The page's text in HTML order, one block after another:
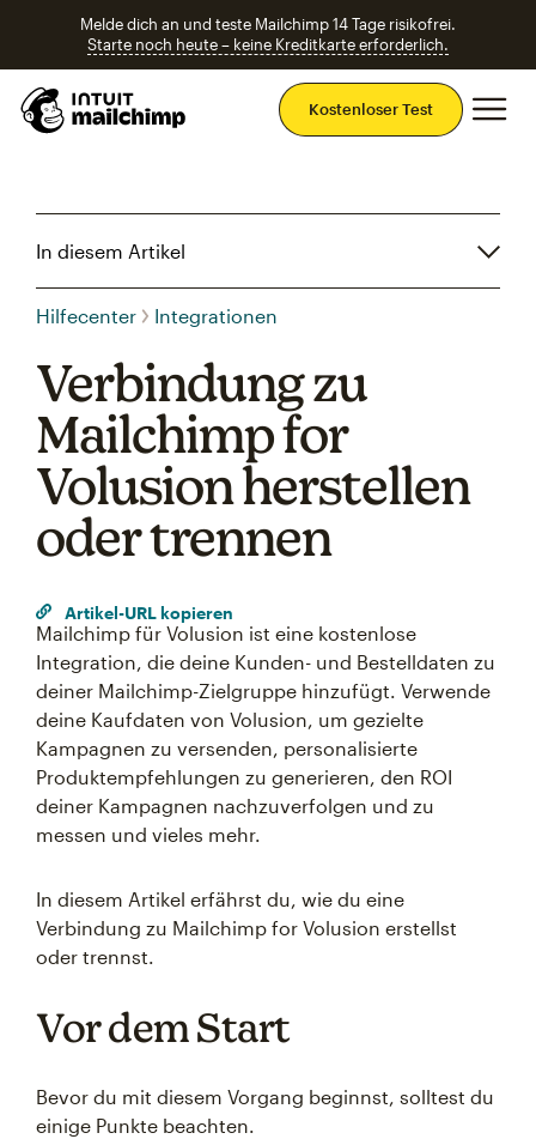
Melde dich an und teste Mailchimp 14 Tage risikofrei.
Starte noch heute – keine Kreditkarte erforderlich.
Kostenloser Test
In diesem Artikel
Hilfecenter Integrationen
Verbindung zu
Mailchimp for
Volusion herstellen
oder trennen
Artikel-URL kopieren
Mailchimp für Volusion ist eine kostenlose
Integration, die deine Kunden- und Bestelldaten zu
deiner Mailchimp-Zielgruppe hinzufügt. Verwende
deine Kaufdaten von Volusion, um gezielte
Kampagnen zu versenden, personalisierte
Produktempfehlungen zu generieren, den ROI
deiner Kampagnen nachzuverfolgen und zu
messen und vieles mehr.
In diesem Artikel erfährst du, wie du eine
Verbindung zu Mailchimp for Volusion erstellst
oder trennst.
Vor dem Start
Bevor du mit diesem Vorgang beginnst, solltest du
einige Punkte beachten.